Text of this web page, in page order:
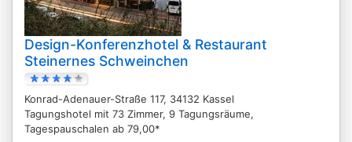
Design-Konferenzhotel & Restaurant
Steinernes Schweinchen
Konrad-Adenauer-Straße 117, 34132 Kassel
Tagungshotel mit 73 Zimmer, 9 Tagungsräume,
Tagespauschalen ab 79,00*